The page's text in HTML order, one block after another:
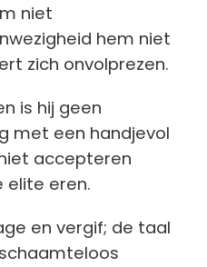
niet
hem niet
zich onvolprezen.
is hij geen
met een handjevol
accepteren
elite eren.
en vergif; de taal